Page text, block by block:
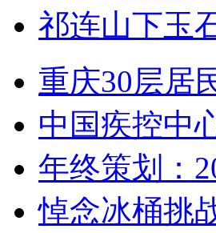
祁连山下玉
重庆30层
中国疾控中
年终策划：
悼念冰桶挑